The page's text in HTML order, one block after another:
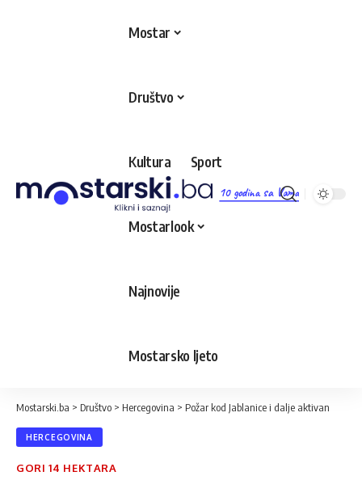
10 godina sa Vama
Mostar
Društvo
Kultura Sport
Mostarlook
Najnovije
Mostarsko ljeto
Mostarski.ba > Društvo > Hercegovina > Požar kod Jablanice i dalje aktivan
HERCEGOVINA
GORI 14 HEKTARA